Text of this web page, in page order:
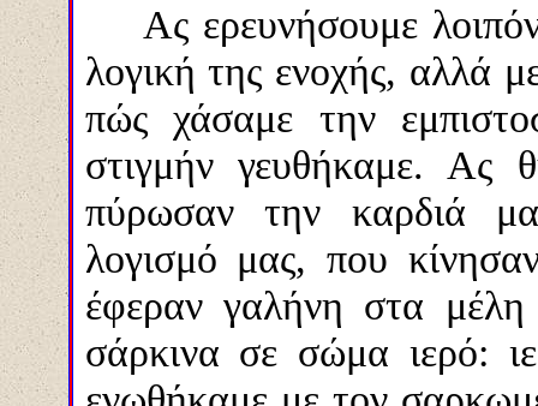
Ας ερευνήσουμε
λογική της ενοχής, αλλά
πώς χάσαμε την
στιγμήν γευθήκαμε. Ας
πύρωσαν την καρδιά
λογισμό μας, που
έφεραν γαλήνη στα
σάρκινα σε σώμα ιερό: